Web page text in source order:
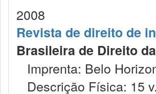
2008
Revista de direito de
Brasileira de Direito
Imprenta: Belo
Descrição Física: 15 v.